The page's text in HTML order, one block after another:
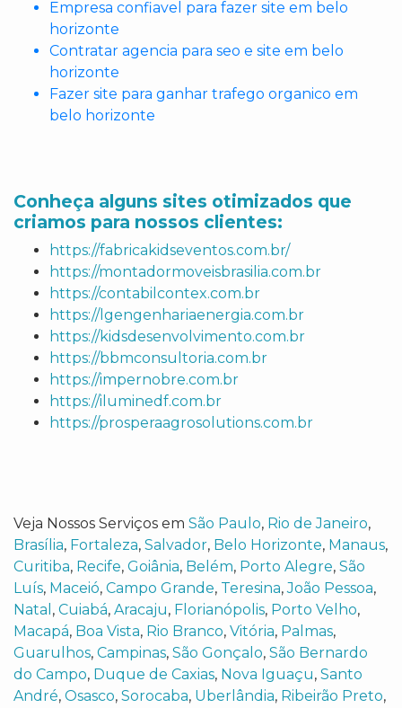
Empresa confiavel para fazer site em belo
horizonte
Contratar agencia para seo e site em belo
horizonte
Fazer site para ganhar trafego organico em
belo horizonte
Conheça alguns sites otimizados que
criamos para nossos clientes:
https://fabricakidseventos.com.br/
https://montadormoveisbrasilia.com.br
https://contabilcontex.com.br
https://lgengenhariaenergia.com.br
https://kidsdesenvolvimento.com.br
https://bbmconsultoria.com.br
https://impernobre.com.br
https://iluminedf.com.br
https://prosperaagrosolutions.com.br
Veja Nossos Serviços em São Paulo, Rio de Janeiro,
Brasília, Fortaleza, Salvador, Belo Horizonte, Manaus,
Curitiba, Recife, Goiânia, Belém, Porto Alegre, São
Luís, Maceió, Campo Grande, Teresina,João Pessoa,
Natal , Cuiabá, Aracaju, Florianópolis, Porto Velho,
Macapá, Boa Vista, Rio Branco, Vitória, Palmas,
Guarulhos, Campinas, São Gonçalo, São Bernardo
do Campo, Duque de Caxias, Nova Iguaçu, Santo
André, Osasco, Sorocaba, Uberlândia, Ribeirão Preto,